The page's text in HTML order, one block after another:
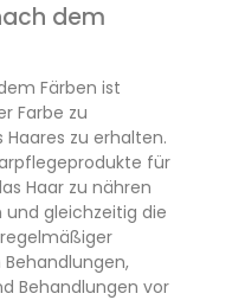
dem
Färben ist
Farbe zu
zu erhalten.
für
Haar zu nähren
gleichzeitig die
regelmäßiger
Behandlungen vor